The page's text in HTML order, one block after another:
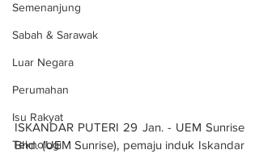
Semenanjung
Sabah & Sarawak
Luar Negara
Perumahan
Isu Rakyat
Teknologi
ISKANDAR PUTERI 29 Jan. - UEM Sunrise
Bhd. (UEM Sunrise), pemaju induk Iskandar